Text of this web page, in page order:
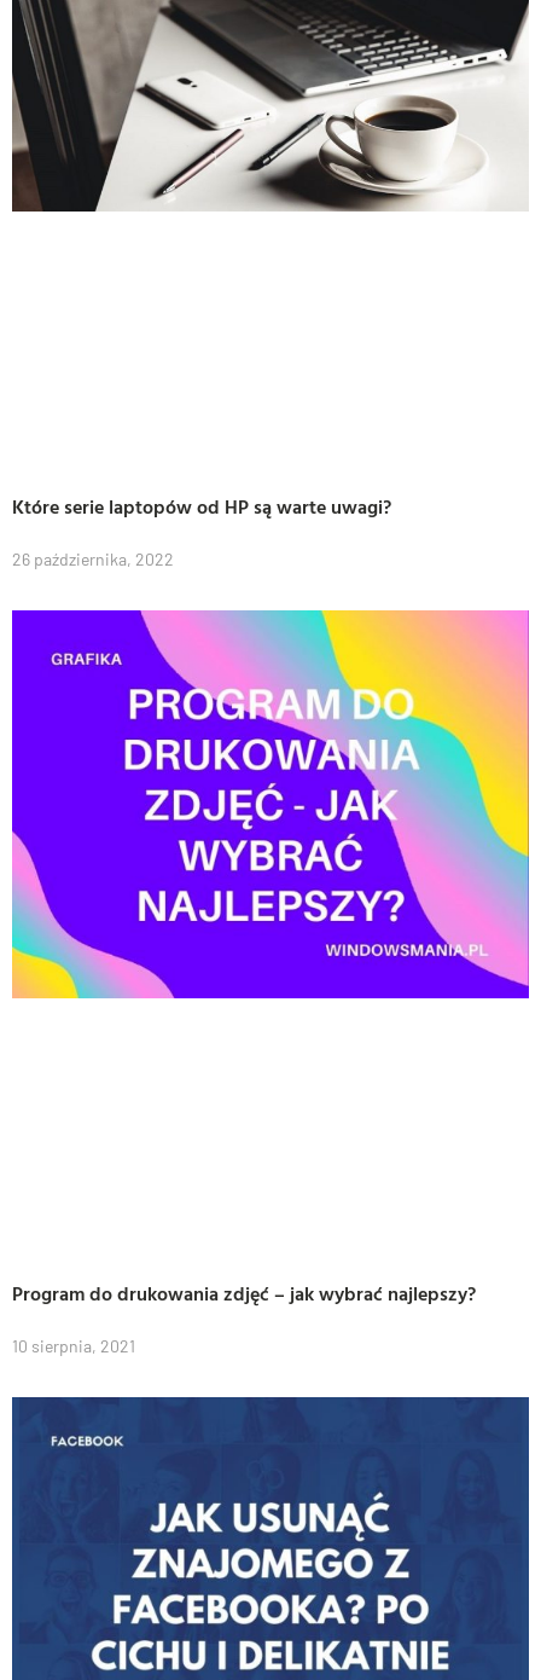
Które serie laptopów od HP są warte uwagi?
26 października, 2022
Program do drukowania zdjęć – jak wybrać najlepszy?
10 sierpnia, 2021